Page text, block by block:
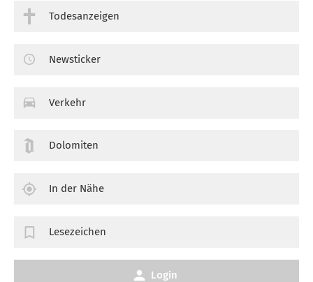
Todesanzeigen
Newsticker
Verkehr
Dolomiten
In der Nähe
Lesezeichen
Login